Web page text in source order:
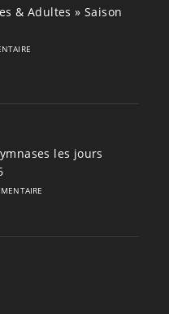
& Adultes » Saison
les jours